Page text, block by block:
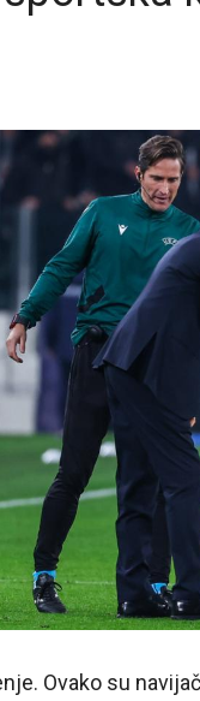
Ovako su